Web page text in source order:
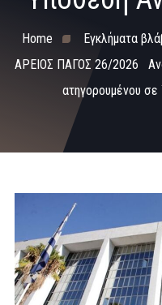
Home
Εγκλήματα
ΑΡΕΙΟΣ ΠΑΓΟΣ 26/2026
ατηγορουμένου